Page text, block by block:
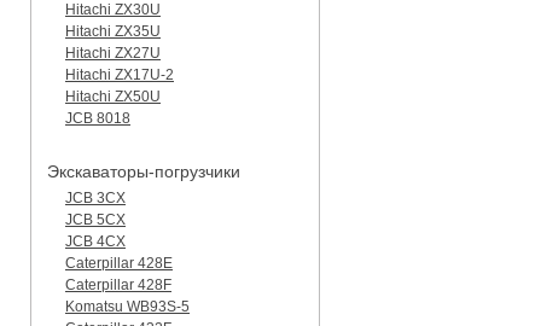
Hitachi ZX30U
Hitachi ZX35U
Hitachi ZX27U
Hitachi ZX17U-2
Hitachi ZX50U
JCB 8018
Экскаваторы-погрузчики
JCB 3CX
JCB 5CX
JCB 4CX
Caterpillar 428E
Caterpillar 428F
Komatsu WB93S-5